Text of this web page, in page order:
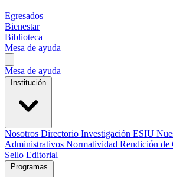
Egresados
Bienestar
Biblioteca
Mesa de ayuda
Mesa de ayuda
Nosotros Directorio Investigación ESIU
Administrativos Normatividad Rendición de
Sello Editorial